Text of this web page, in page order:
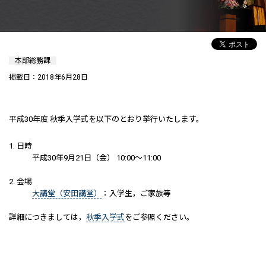
本部総務課
掲載日：2018年6月28日
平成30年度 秋季入学式を以下のとおり挙行いたします。
1. 日時
平成30年9月21日（金） 10:00～11:00
2. 会場
大講堂（安田講堂）
：入学生，ご家族等
詳細につきましては， 秋季入学式をご参照ください。